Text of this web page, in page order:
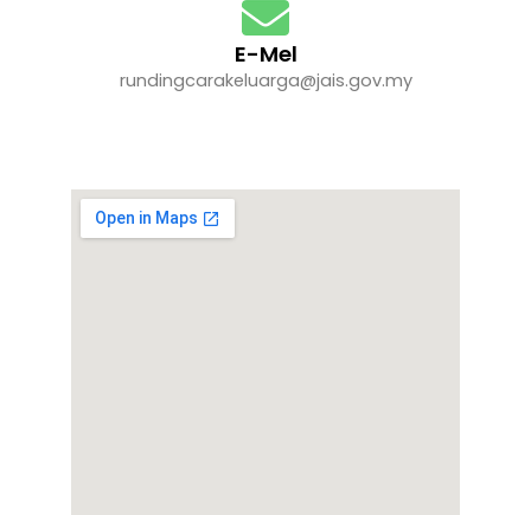
E-Mel
rundingcarakeluarga@jais.gov.my